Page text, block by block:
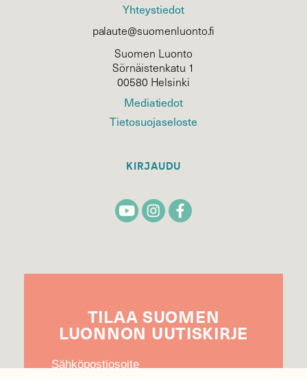
Yhteystiedot
palaute@suomenluonto.fi
Suomen Luonto
Sörnäistenkatu 1
00580 Helsinki
Mediatiedot
Tietosuojaseloste
KIRJAUDU
TILAA SUOMEN
LUONNON UUTIS­KIRJE
Sähköpostiosoite